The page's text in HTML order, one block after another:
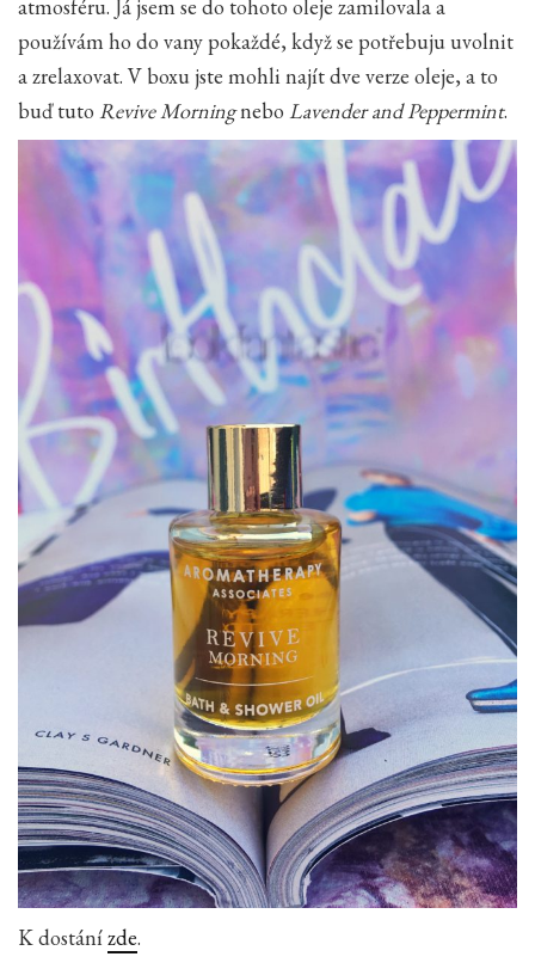
atmosféru. Já jsem se do tohoto oleje zamilovala a
používám ho do vany pokaždé, když se potřebuju uvolnit
a zrelaxovat. V boxu jste mohli najít dve verze oleje, a to
buď tuto Revive Morningnebo Lavender and Peppermint.
K dostánízde.